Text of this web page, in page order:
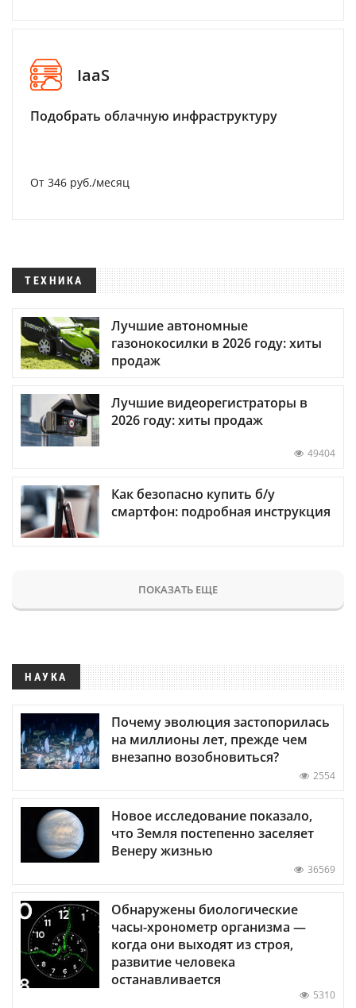
IaaS
Подобрать облачную инфраструктуру
От 346 руб./месяц
ТЕХНИКА
Лучшие автономные
газонокосилки в 2026 году: хиты
продаж
Лучшие видеорегистраторы в
2026 году: хиты продаж
49404
Как безопасно купить б/у
смартфон: подробная инструкция
ПОКАЗАТЬ ЕЩЕ
НАУКА
Почему эволюция застопорилась
на миллионы лет, прежде чем
внезапно возобновиться?
2554
Новое исследование показало,
что Земля постепенно заселяет
Венеру жизнью
36569
Обнаружены биологические
часы-хронометр организма —
когда они выходят из строя,
развитие человека
останавливается
5310